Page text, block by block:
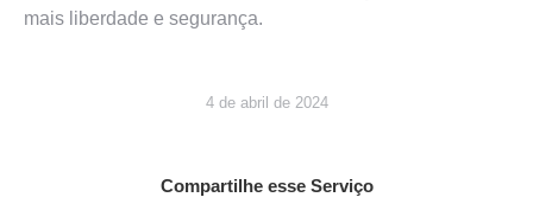
mais liberdade e segurança.
4 de abril de 2024
Compartilhe esse Serviço